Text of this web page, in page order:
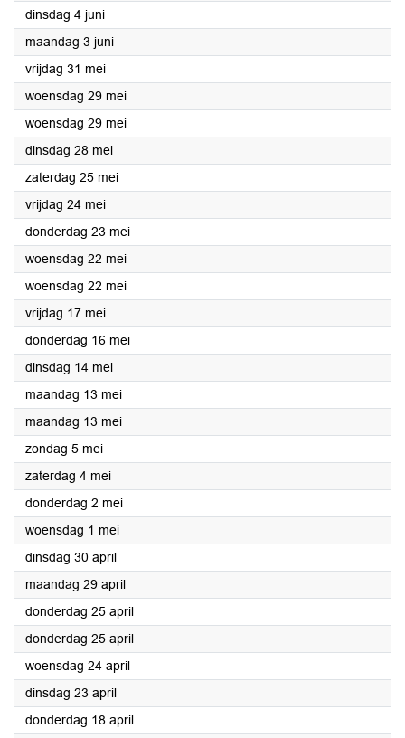
dinsdag 4 juni2024
maandag 3 juni2024
vrijdag 31 mei2024
woensdag 29 mei2024
woensdag 29 mei2024
dinsdag 28 mei2024
zaterdag 25 mei2024
vrijdag 24 mei2024
donderdag 23 mei2024
woensdag 22 mei2024
woensdag 22 mei2024
vrijdag 17 mei2024
donderdag 16 mei2024
dinsdag 14 mei2024
maandag 13 mei2024
maandag 13 mei2024
zondag 5 mei2024
zaterdag 4 mei2024
donderdag 2 mei2024
woensdag 1 mei2024
dinsdag 30 april2024
maandag 29 april2024
donderdag 25 april2024
donderdag 25 april2024
woensdag 24 april2024
dinsdag 23 april2024
donderdag 18 april2024